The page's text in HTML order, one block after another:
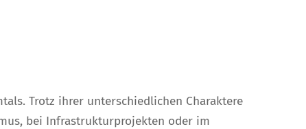
Trotz ihrer unterschiedlichen Charaktere
bei Infrastrukturprojekten oder im